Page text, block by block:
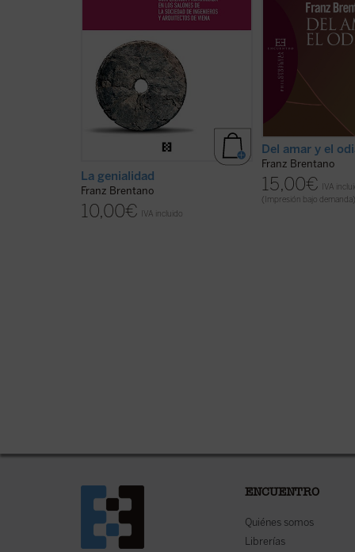
humano genial. Aquello que
convierte una obra de arte en una
originado por una fuerza
sobrehumana, una ...(ver ficha)
La genialidad
Franz Brentano
10,00€ IVA incluido
considera como
clases
fenómenos
distingue ...
Del amar y el
Franz Brentano
15,00€
IVA
(Impresión bajo demanda)
ENCUENTRO
Quiénes somos
Librerías